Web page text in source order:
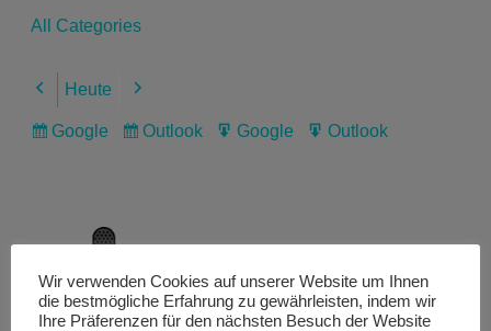
All Categories
Previous
Heute Next
Subscribe
Google
Subscribe
Outlook
Export
Google
Export
Outlook
Livestream
Wir verwenden Cookies auf unserer Website um Ihnen
die bestmögliche Erfahrung zu gewährleisten, indem wir
Ihre Präferenzen für den nächsten Besuch der Website